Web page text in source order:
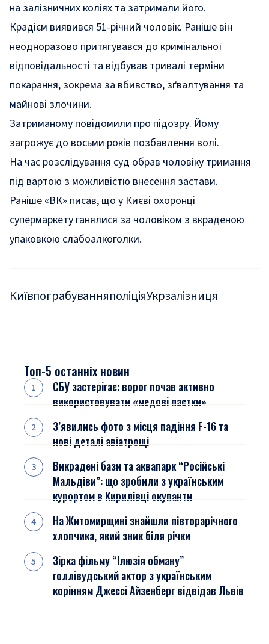
на залізничних коліях та затримали його.
Крадієм виявився 51-річний чоловік. Раніше він
неодноразово притягувався до кримінальної
відповідальності та відбував тривалі терміни
покарання, зокрема за вбивство, зґвалтування та
майнові злочини.
Затриманому повідомили про підозру. Йому
загрожує до восьми років позбавлення волі.
На час розслідування суд обрав чоловіку тримання
під вартою з можливістю внесення застави.
Раніше «ВК» писав, що у Києві охоронці
супермаркету ганялися за чоловіком з вкраденою
упаковкою слабоалкоголки.
КиївпограбуванняполіціяУкрзалізниця
Топ-5 останніх новин
СБУ застерігає: ворог почав активно
використовувати «медові пастки»
З’явились фото з місця падіння F-16 та
нові деталі авіатрощі
Викрадені бази та аквапарк “Російські
Мальдіви”: що зробили з українським
курортом в Кирилівці окупанти
На Житомирщині знайшли півторарічного
хлопчика, який зник біля річки
Зірка фільму “Ілюзія обману”
голлівудський актор з українським
корінням Джессі Айзенберг відвідав Львів